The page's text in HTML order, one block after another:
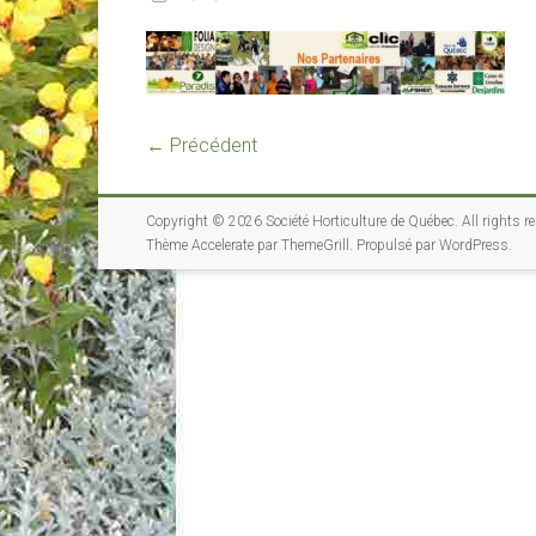
← Précédent
Copyright © 2026 Société Horticulture de Québec. All rights
Thème Accelerate par ThemeGrill. Propulsé par WordPress.